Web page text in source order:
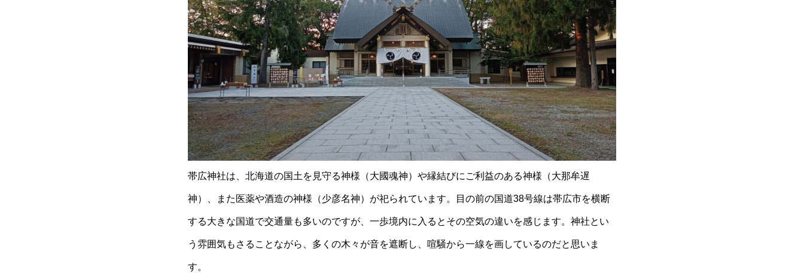
帯広神社は、北海道の国土を見守る神様（大國魂神）や縁結びにご利益のある神様（大那牟遅
神）、また医薬や酒造の神様（少彦名神）が祀られています。目の前の国道38号線は帯広市を横断
する大きな国道で交通量も多いのですが、一歩境内に入るとその空気の違いを感じます。神社とい
う雰囲気もさることながら、多くの木々が音を遮断し、喧騒から一線を画しているのだと思いま
す。